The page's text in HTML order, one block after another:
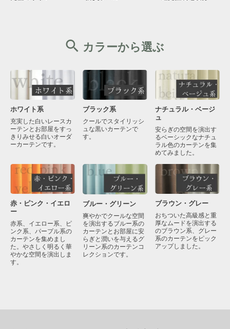
カラーから選ぶ
ホワイト系
充実した白いレースカ
ーテンとお部屋をすっ
きりみせる白いオーダ
ーカーテンです。
ブラック系
クールでスタイリッシ
ュな黒いカーテンで
す。
ナチュラル・ベージ
ュ
安らぎの空間を演出す
るベーシックなナチュ
ラル色のカーテンを集
めてみました。
赤・ピンク・イエロ
ー
赤系、イエロー系、ピ
ンク系、パープル系の
カーテンを集めまし
た。やさしく明るく華
やかな空間を演出しま
す。
ブルー・グリーン
爽やかでクールな空間
を演出するブルー系の
カーテンとお部屋に安
らぎと潤いを与えるグ
リーン系のカーテンコ
レクションです。
ブラウン・グレー
おちついた高級感と重
厚なムードを演出する
のブラウン系、グレー
系のカーテンをピック
アップしました。